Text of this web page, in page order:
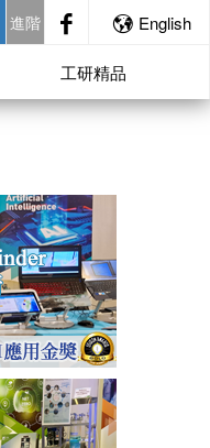
進階 English
工研精品